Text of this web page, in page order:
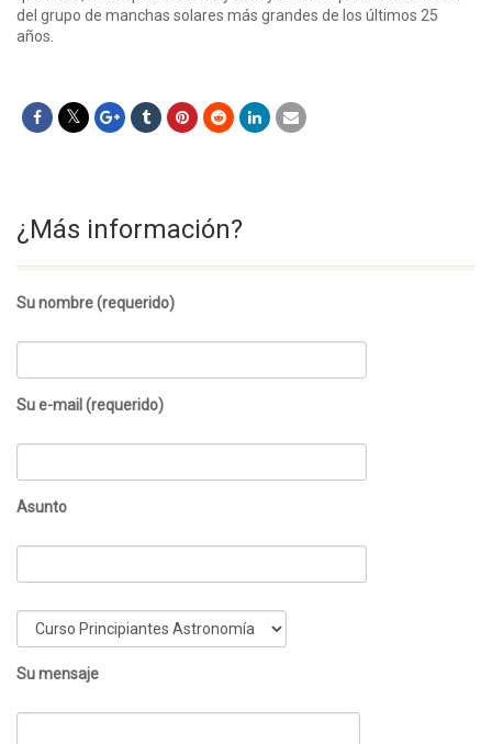
del grupo de manchas solares más grandes de los últimos 25
años.
¿Más información?
Su nombre (requerido)
Su e-mail (requerido)
Asunto
Su mensaje